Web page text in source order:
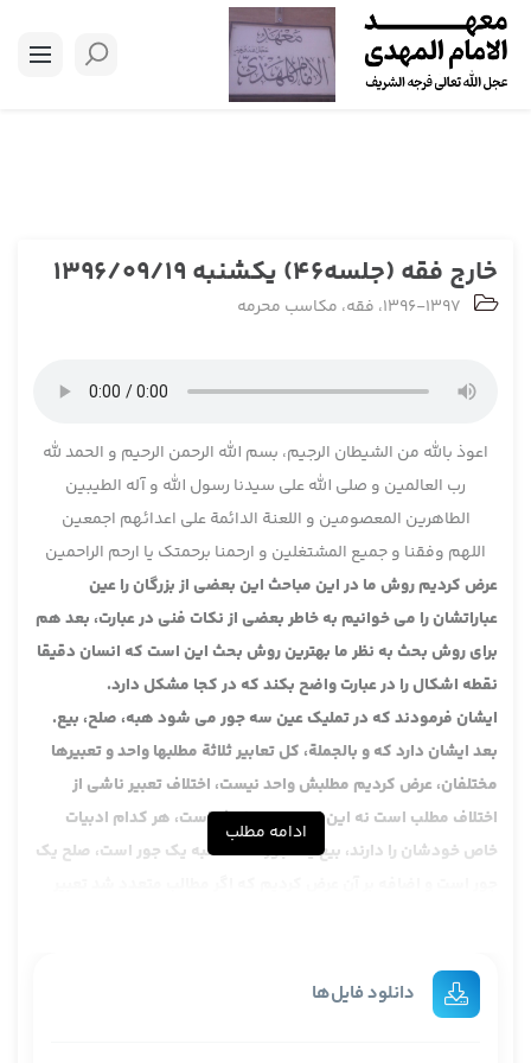
خارج فقه (جلسه46) یکشنبه 1396/09/19
1396-1397، فقه، مکاسب محرمه
اعوذ بالله من الشیطان الرجیم، بسم الله الرحمن الرحیم و الحمد لله
رب العالمین و صلی الله علی سیدنا رسول الله و آله الطیبین
الطاهرین المعصومین و اللعنة الدائمة علی اعدائهم اجمعین
اللهم وفقنا و جمیع المشتغلین و ارحمنا برحمتک یا ارحم الراحمین
عرض کردیم روش ما در این مباحث این بعضی از بزرگان را عین
عباراتشان را می خوانیم به خاطر بعضی از نکات فنی در عبارت، بعد هم
برای روش بحث به نظر ما بهترین روش بحث این است که انسان دقیقا
نقطه اشکال را در عبارت واضح بکند که در کجا مشکل دارد.
ایشان فرمودند که در تملیک عین سه جور می شود هبه، صلح، بیع.
بعد ایشان دارد که و بالجملة، کل تعابیر ثلاثة مطلبها واحد و تعبیرها
مختلفان، عرض کردیم مطلبش واحد نیست، اختلاف تعبیر ناشی از
اختلاف مطلب است نه این که تعبیر مختلف است، هر کدام ادبیات
خاص خودشان را دارند، بیع یک جور است، هبه یک جور است، صلح یک
و جاز التعبیر بکلٍ مقام الآخر، این جاز ایشان هم خواهی نخواهی
اشکال دارد.
ادامه مطلب
دانلود فایل‌ها